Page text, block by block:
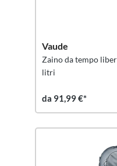
Vaude
Zaino da tempo
litri
da 91,99 €*